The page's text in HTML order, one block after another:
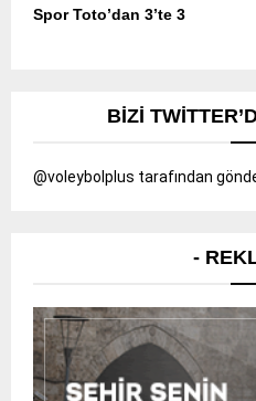
Spor Toto’dan 3’te 3
BIZI
@voleybolplus tarafından
-